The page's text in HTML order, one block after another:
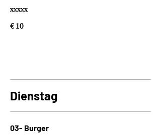
xxxxx
€ 10
Dienstag
03- Burger